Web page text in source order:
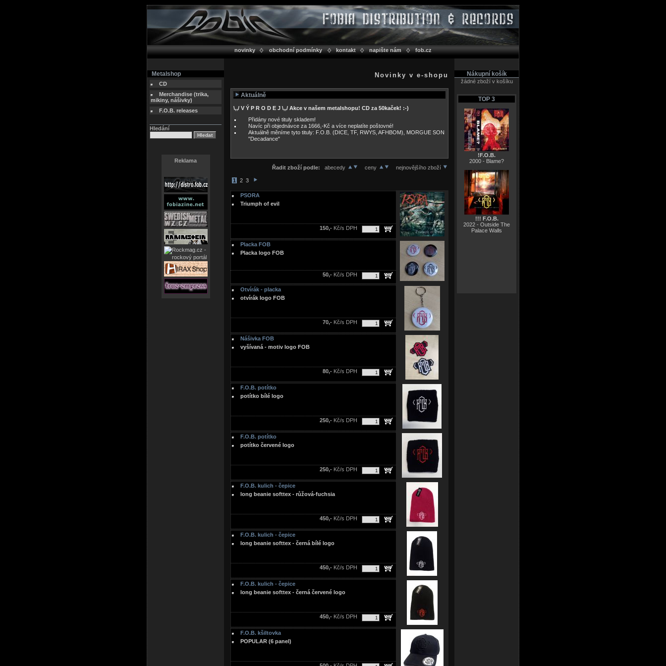
novinky obchodní podmínky kontakt napište nám fob.cz
Metalshop
CD
Merchandise (trika,
mikiny, nášivky)
F.O.B. releases
Hledání
Reklama
Novinky v e-shopu
Aktuálně
\,,/ V Ý P R O D E J \,,/ Akce v našem metalshopu! CD za 50kaček! :-)
Přidány nové tituly skladem!
Navíc při objednávce za 1666,-Kč a více neplatíte poštovné!
Aktuálně měníme tyto tituly: F.O.B. (DICE, TF, RWYS, AFHBOM), MORGUE SON
"Decadance"
Řadit zboží podle:abecedy ceny nejnovějšího zboží
1 2 3
PSORA
Triumph of evil
150,-Kč/s DPH
Placka FOB
Placka logo FOB
50,-Kč/s DPH
Otvírák - placka
otvírák logo FOB
70,-Kč/s DPH
Nášivka FOB
vyšívaná - motiv logo FOB
80,-Kč/s DPH
F.O.B. potítko
potítko bílé logo
250,-Kč/s DPH
F.O.B. potítko
potítko červené logo
250,-Kč/s DPH
F.O.B. kulich - čepice
long beanie softtex - růžová-fuchsia
450,-Kč/s DPH
F.O.B. kulich - čepice
long beanie softtex - černá bílé logo
450,-Kč/s DPH
F.O.B. kulich - čepice
long beanie softtex - černá červené logo
450,-Kč/s DPH
F.O.B. kšiltovka
POPULAR (6 panel)
Nákupní košík
žádné zboží v košíku
TOP 3
!F.O.B.
2000 - Blame?
!!! F.O.B.
2022 - Outside The
Palace Walls